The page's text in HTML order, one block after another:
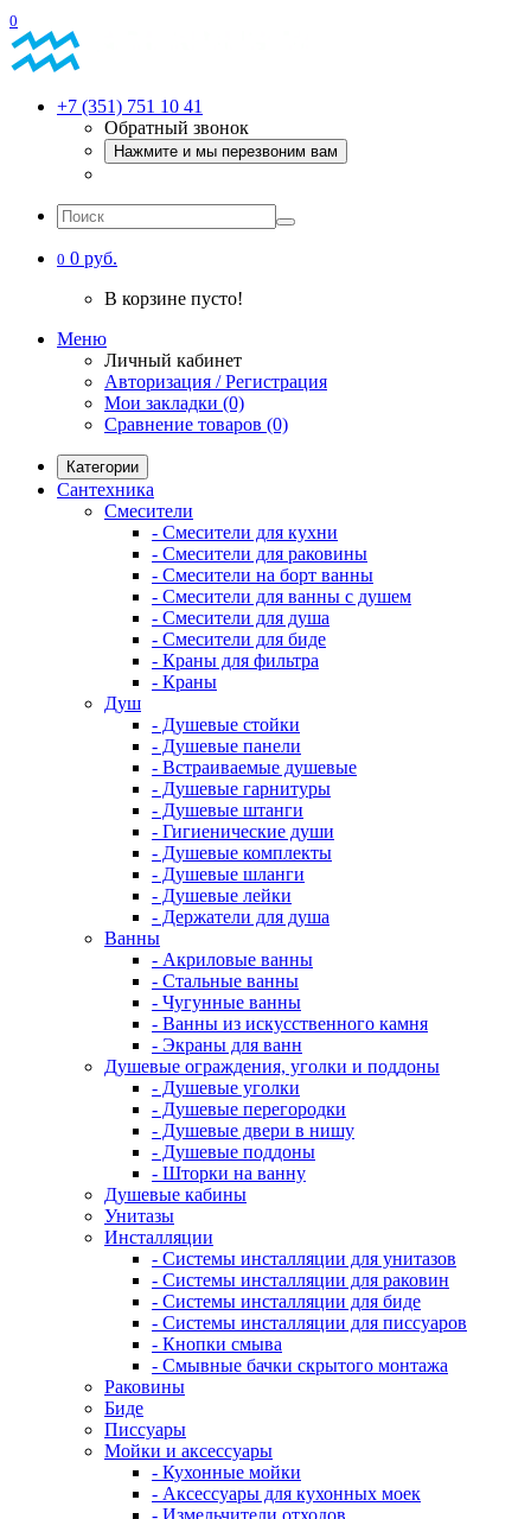
0
+7 (351) 751 10 41
Обратный звонок
Нажмите и мы перезвоним вам
0 0 руб.
В корзине пусто!
Меню
Личный кабинет
Авторизация / Регистрация
Мои закладки (0)
Сравнение товаров (0)
Категории
Сантехника
Смесители
- Смесители для кухни
- Смесители для раковины
- Смесители на борт ванны
- Смесители для ванны с душем
- Смесители для душа
- Смесители для биде
- Краны для фильтра
- Краны
Душ
- Душевые стойки
- Душевые панели
- Встраиваемые душевые
- Душевые гарнитуры
- Душевые штанги
- Гигиенические души
- Душевые комплекты
- Душевые шланги
- Душевые лейки
- Держатели для душа
Ванны
- Акриловые ванны
- Стальные ванны
- Чугунные ванны
- Ванны из искусственного камня
- Экраны для ванн
Душевые ограждения, уголки и поддоны
- Душевые уголки
- Душевые перегородки
- Душевые двери в нишу
- Душевые поддоны
- Шторки на ванну
Душевые кабины
Унитазы
Инсталляции
- Системы инсталляции для унитазов
- Системы инсталляции для раковин
- Системы инсталляции для биде
- Системы инсталляции для писсуаров
- Кнопки смыва
- Смывные бачки скрытого монтажа
Раковины
Биде
Писсуары
Мойки и аксессуары
- Кухонные мойки
- Аксессуары для кухонных моек
- Измельчители отходов